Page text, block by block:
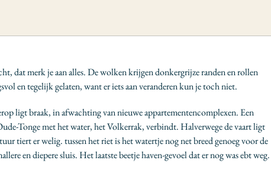
dat merk je aan alles. De wolken krijgen donkergrijze randen en rollen
en tegelijk gelaten, want er iets aan veranderen kun je toch niet.
ligt braak, in afwachting van nieuwe appartementencomplexen. Een
Tonge met het water, het Volkerrak, verbindt. Halverwege de vaart ligt
tiert er welig. tussen het riet is het watertje nog net breed genoeg voor de
en diepere sluis. Het laatste beetje haven-gevoel dat er nog was ebt weg.